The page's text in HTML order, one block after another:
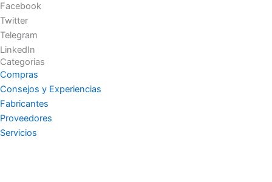
Facebook
Twitter
Telegram
LinkedIn
Categorias
Compras
Consejos y Experiencias
Fabricantes
Proveedores
Servicios